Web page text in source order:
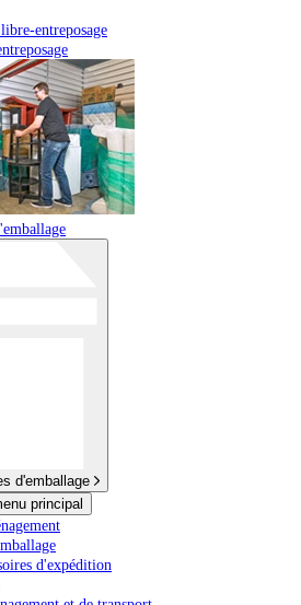
entreposage
d'emballage
principal
d'expédition